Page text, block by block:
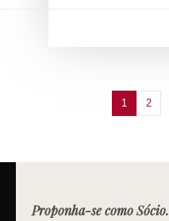
1 2
Proponha-se como Sócio.